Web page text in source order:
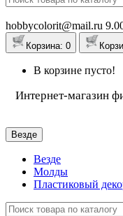
hobbycolorit@mail.ru
Корзина: 0
В корзине пусто!
Интернет-магазин
Везде
Везде
Молды
Пластиковый